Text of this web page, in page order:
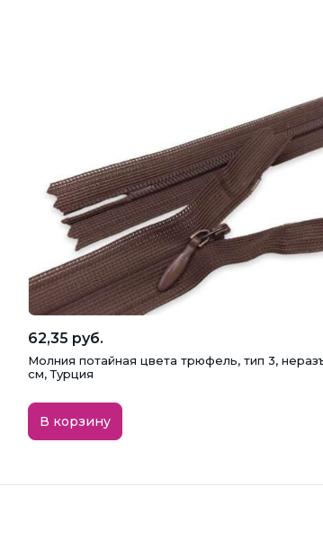
62,35 руб.
Молния потайная цвета трюфель, тип 3,
см, Турция
В корзину